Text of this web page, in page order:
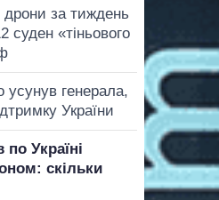
дрони за тиждень
суден «тіньового
усунув генерала,
України
Україні
скільки